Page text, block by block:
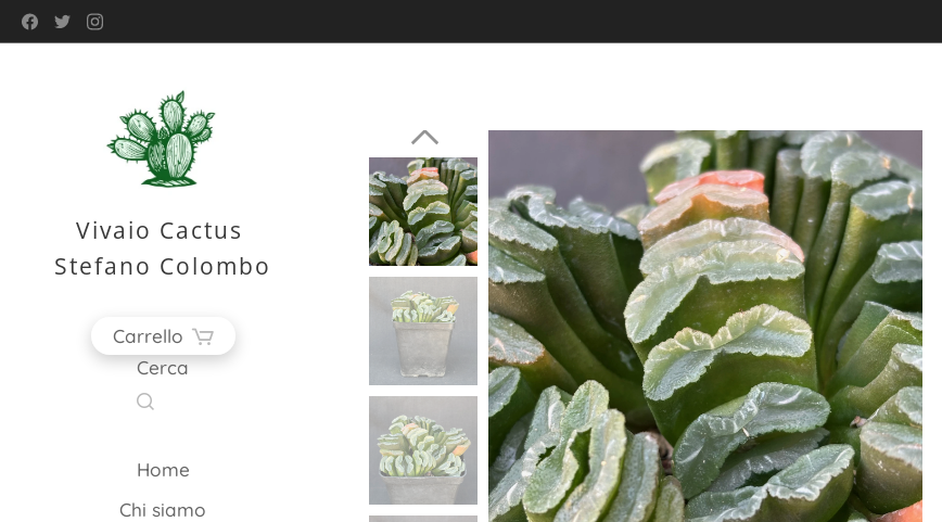
Vivaio Cactus
Stefano Colombo
Carrello
Cerca
Home
Chi siamo